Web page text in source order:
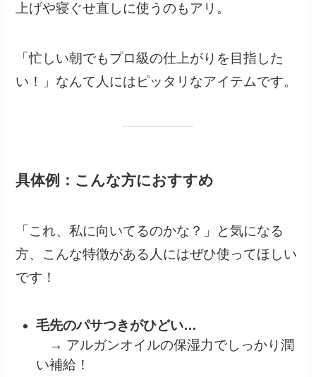
上げや寝ぐせ直しに使うのもアリ。
「忙しい朝でもプロ級の仕上がりを目指した
い！」なんて人にはピッタリなアイテムです。
具体例：こんな方におすすめ
「これ、私に向いてるのかな？」と気になる
方、こんな特徴がある人にはぜひ使ってほしい
です！
毛先のパサつきがひどい…
→ アルガンオイルの保湿力でしっかり潤
い補給！